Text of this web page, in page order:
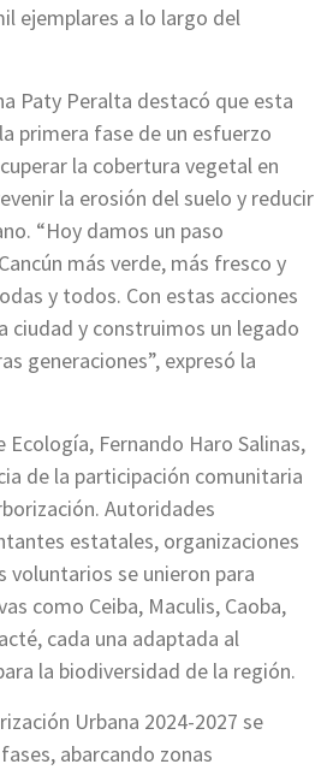
ejemplares a lo largo del
Paty Peralta destacó que esta
primera fase de un esfuerzo
la cobertura vegetal en
la erosión del suelo y reducir
“Hoy damos un paso
más verde, más fresco y
y todos. Con estas acciones
ciudad y construimos un legado
generaciones”, expresó la
Fernando Haro Salinas,
de la participación comunitaria
Autoridades
estatales, organizaciones
voluntarios se unieron para
como Ceiba, Maculis, Caoba,
cada una adaptada al
la biodiversidad de la región.
Urbana 2024-2027 se
abarcando zonas